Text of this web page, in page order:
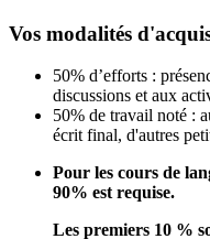
Vos modalités
50% d’efforts :
discussions et aux
50% de travail noté :
écrit final, d'autres
Pour les cours de
90% est requise.
Les premiers 10 %